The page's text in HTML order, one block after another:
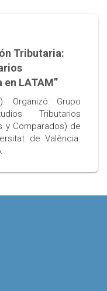
Tributaria:
LATAM”
Organizó: Grupo
Tributarios
y Comparados) de
de València.